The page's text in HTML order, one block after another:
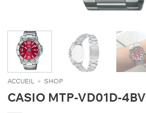
ACCUEIL » SHOP
CASIO MTP-VD01D-4BV